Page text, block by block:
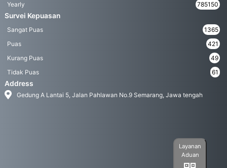
Yearly
785150
Survei Kepuasan
Sangat Puas
1365
Puas
421
Kurang Puas
49
Tidak Puas
61
Address
Gedung A Lantai 5, Jalan Pahlawan No.9 Semarang, Jawa tengah
Layanan
Aduan